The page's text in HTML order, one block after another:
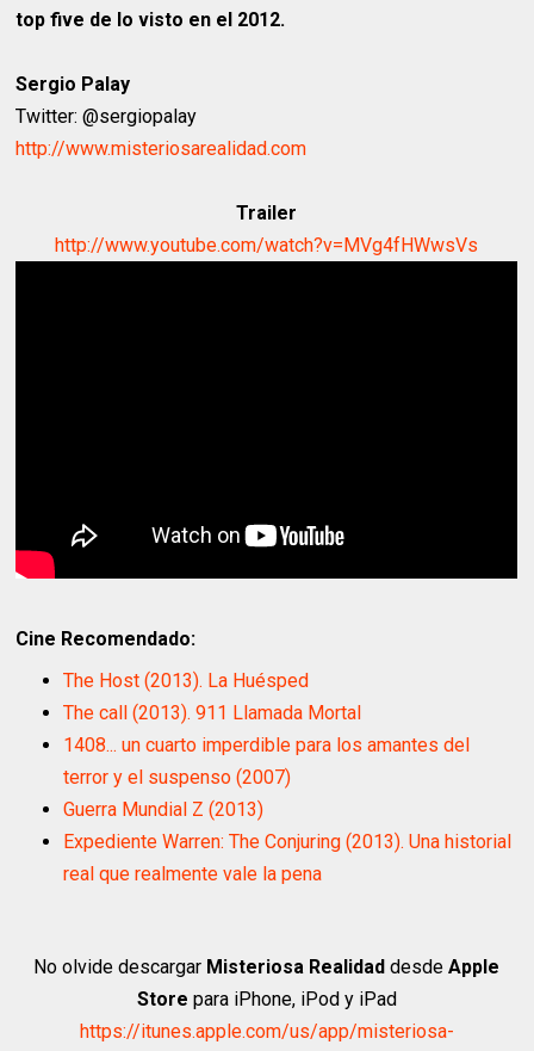
top five de lo visto en el 2012.
Sergio Palay
Twitter: @sergiopalay
http://www.misteriosarealidad.com
Trailer
http://www.youtube.com/watch?v=MVg4fHWwsVs
Cine Recomendado:
The Host (2013). La Huésped
The call (2013). 911 Llamada Mortal
1408... un cuarto imperdible para los amantes del
terror y el suspenso (2007)
Guerra Mundial Z (2013)
Expediente Warren: The Conjuring (2013). Una historial
real que realmente vale la pena
No olvide descargar Misteriosa Realidad desdeApple
Store para iPhone, iPod y iPad
https://itunes.apple.com/us/app/misteriosa-